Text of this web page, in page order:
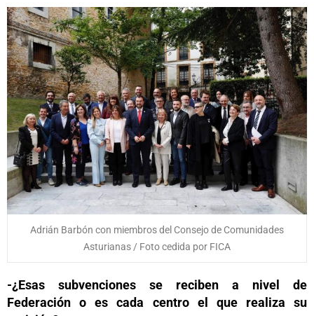
Adrián Barbón con miembros del Consejo de Comunidades
Asturianas / Foto cedida por FICA
-¿Esas subvenciones se reciben a nivel de
Federación o es cada centro el que realiza su